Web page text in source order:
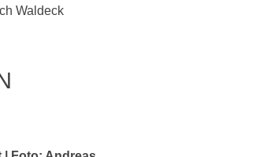
Waldeck